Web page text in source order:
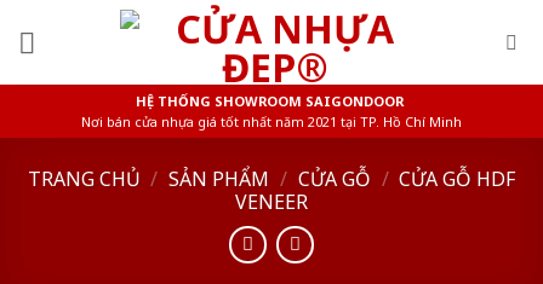
HỆ THỐNG SHOWROOM SAIGONDOOR
Nơi bán cửa nhựa giá tốt nhất năm 2021 tại TP. Hồ Chí Minh
TRANG CHỦ / SẢN PHẨM / CỬA GỖ / CỬA GỖ HDF
VENEER